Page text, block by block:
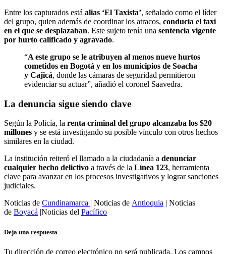
Entre los capturados está alias ‘El Taxista’, señalado como el líder
del grupo, quien además de coordinar los atracos, conducía el taxi
en el que se desplazaban. Este sujeto tenía una sentencia vigente
por hurto calificado y agravado.
“A este grupo se le atribuyen al menos nueve hurtos
cometidos en Bogotá y en los municipios de Soacha
y Cajicá, donde las cámaras de seguridad permitieron
evidenciar su actuar”, añadió el coronel Saavedra.
La denuncia sigue siendo clave
Según la Policía, la renta criminal del grupo alcanzaba los $20
millones y se está investigando su posible vínculo con otros hechos
similares en la ciudad.
La institución reiteró el llamado a la ciudadanía a denunciar
cualquier hecho delictivo a través de la Línea 123, herramienta
clave para avanzar en los procesos investigativos y lograr sanciones
judiciales.
Noticias de Cundinamarca | Noticias de Antioquia | Noticias
de Boyacá |Noticias del Pacífico
Deja una respuesta
Tu dirección de correo electrónico no será publicada. Los campos